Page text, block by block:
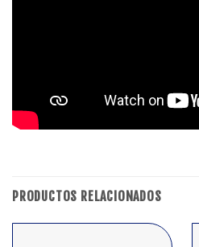
PRODUCTOS RELACIONADOS